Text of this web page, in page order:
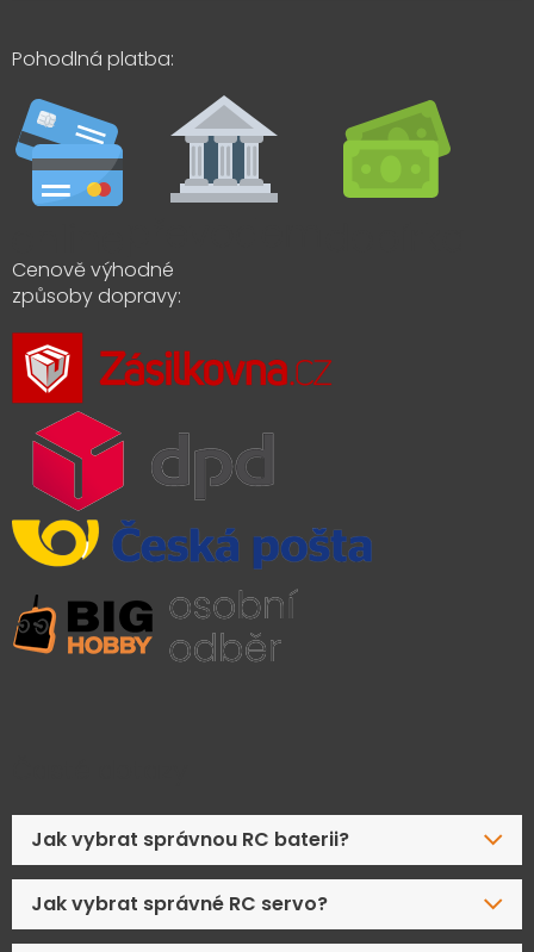
Pohodlná platba:
Cenově výhodné
způsoby dopravy:
Jak vybrat správnou RC baterii?
Jak vybrat správné RC servo?